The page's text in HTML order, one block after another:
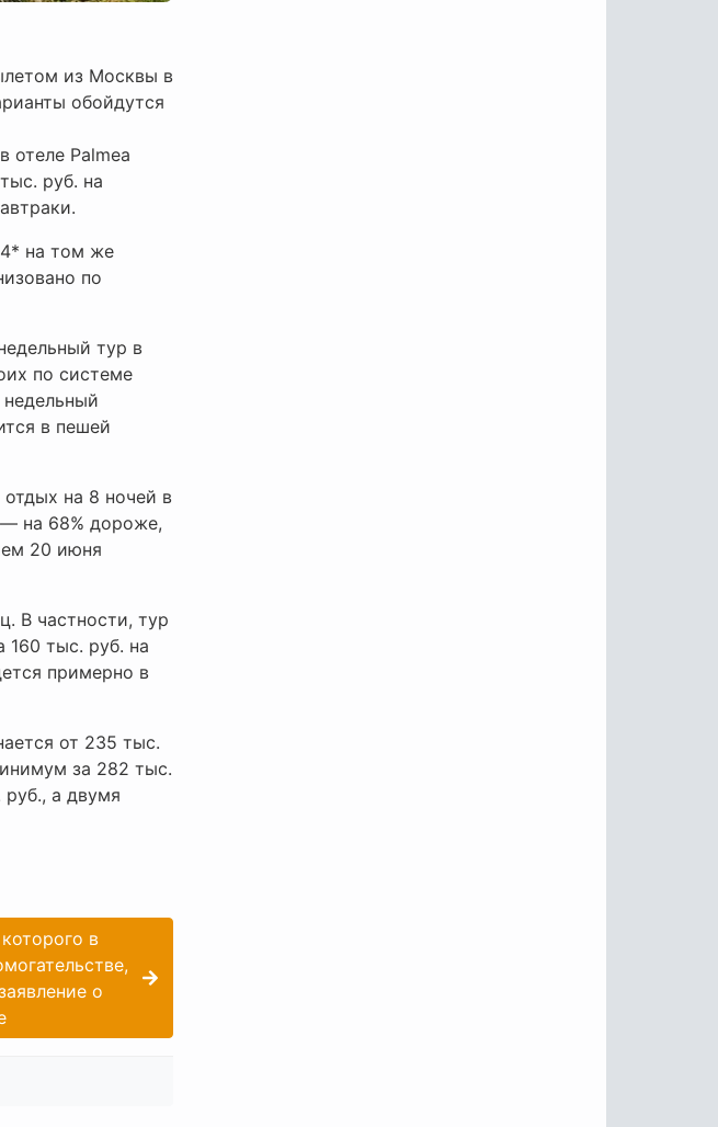
из Москвы в
обойдутся
отеле Palmea
руб. на
4* на том же
по
тур в
по системе
в пешей
на 8 ночей в
на 68% дороже,
20 июня
В частности, тур
160 тыс. руб. на
примерно в
от 235 тыс.
за 282 тыс.
а двумя
в
о